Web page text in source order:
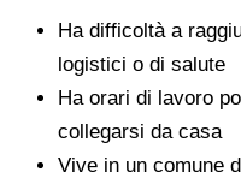
Ha difficoltà a
logistici o di salute
Ha orari di lavoro
collegarsi da casa
Vive in un comune